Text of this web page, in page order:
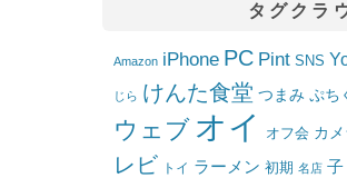
タグクラ
Amazon iPhone PC Pint SNS
じら けんた食堂 つまみ ぷち
ウェブ オイ オフ会 カメ
レビ トイ ラーメン 初期 名店 子